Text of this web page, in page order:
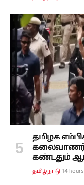
தமிழக
கலைவாணர்
கண்டதும்
தமிழ்நாடு 14